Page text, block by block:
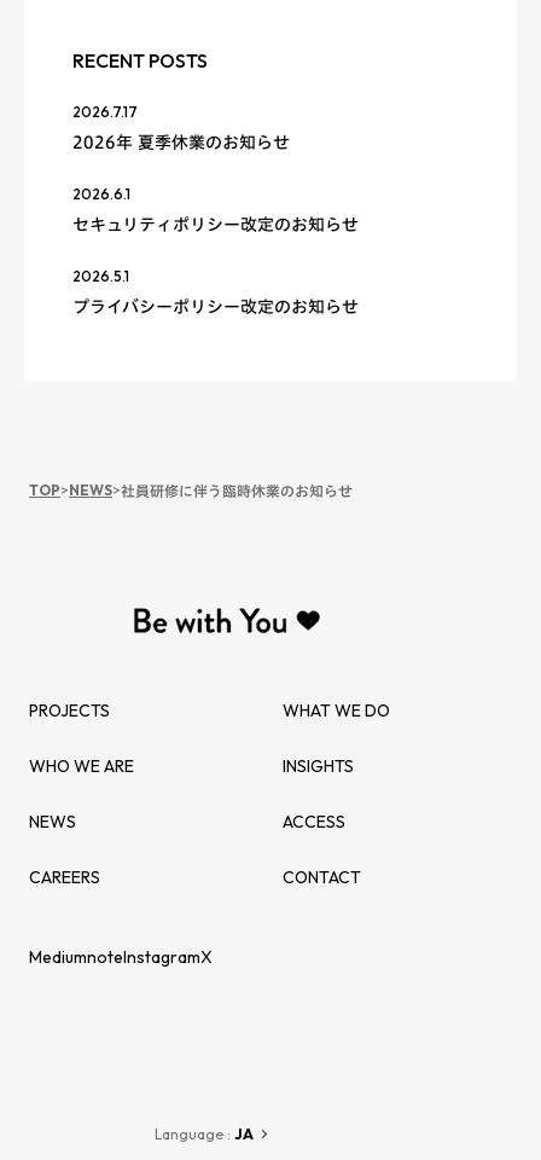
RECENT POSTS
2026.7.17
2026年 夏季休業のお知らせ
2026.6.1
セキュリティポリシー改定のお知らせ
2026.5.1
プライバシーポリシー改定のお知らせ
TOP>NEWS>社員研修に伴う臨時休業のお知らせ
PROJECTS WHAT WE DO
WHO WE ARE INSIGHTS
NEWS ACCESS
CAREERS CONTACT
MediumnoteInstagramX
Language : JA